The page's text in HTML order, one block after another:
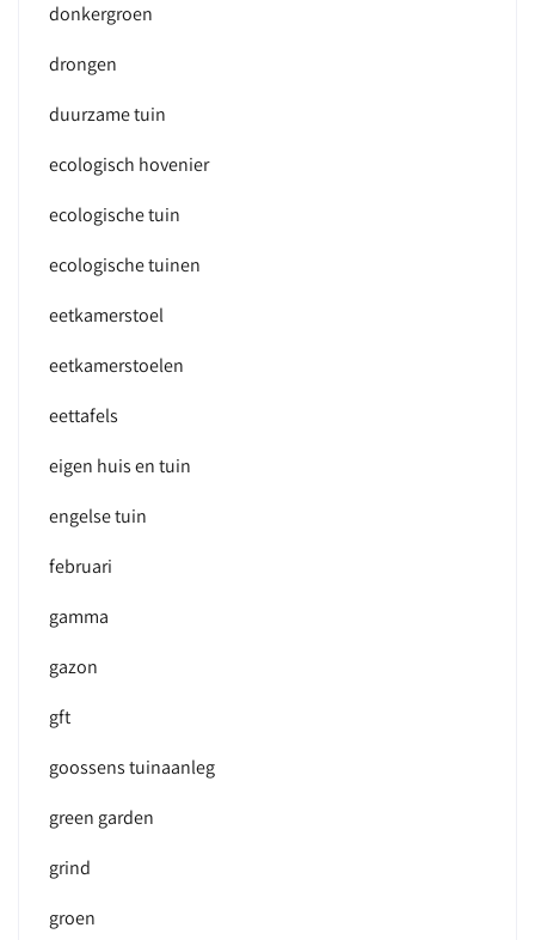
donkergroen
drongen
duurzame tuin
ecologisch hovenier
ecologische tuin
ecologische tuinen
eetkamerstoel
eetkamerstoelen
eettafels
eigen huis en tuin
engelse tuin
februari
gamma
gazon
gft
goossens tuinaanleg
green garden
grind
groen